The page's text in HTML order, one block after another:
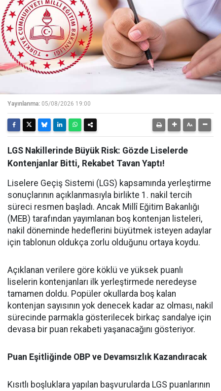
Yayınlanma: 05/08/2026 19:00
LGS Nakillerinde Büyük Risk: Gözde Liselerde
Kontenjanlar Bitti, Rekabet Tavan Yaptı!
Liselere Geçiş Sistemi (LGS) kapsamında yerleştirme
sonuçlarının açıklanmasıyla birlikte 1. nakil tercih
süreci resmen başladı. Ancak Millî Eğitim Bakanlığı
(MEB) tarafından yayımlanan boş kontenjan listeleri,
nakil döneminde hedeflerini büyütmek isteyen adaylar
için tablonun oldukça zorlu olduğunu ortaya koydu.
Açıklanan verilere göre köklü ve yüksek puanlı
liselerin kontenjanları ilk yerleştirmede neredeyse
tamamen doldu. Popüler okullarda boş kalan
kontenjan sayısının yok denecek kadar az olması, nakil
sürecinde parmakla gösterilecek birkaç sandalye için
devasa bir puan rekabeti yaşanacağını gösteriyor.
Puan Eşitliğinde OBP ve Devamsızlık Kazandıracak
Kısıtlı boşluklara yapılan başvurularda LGS puanlarının